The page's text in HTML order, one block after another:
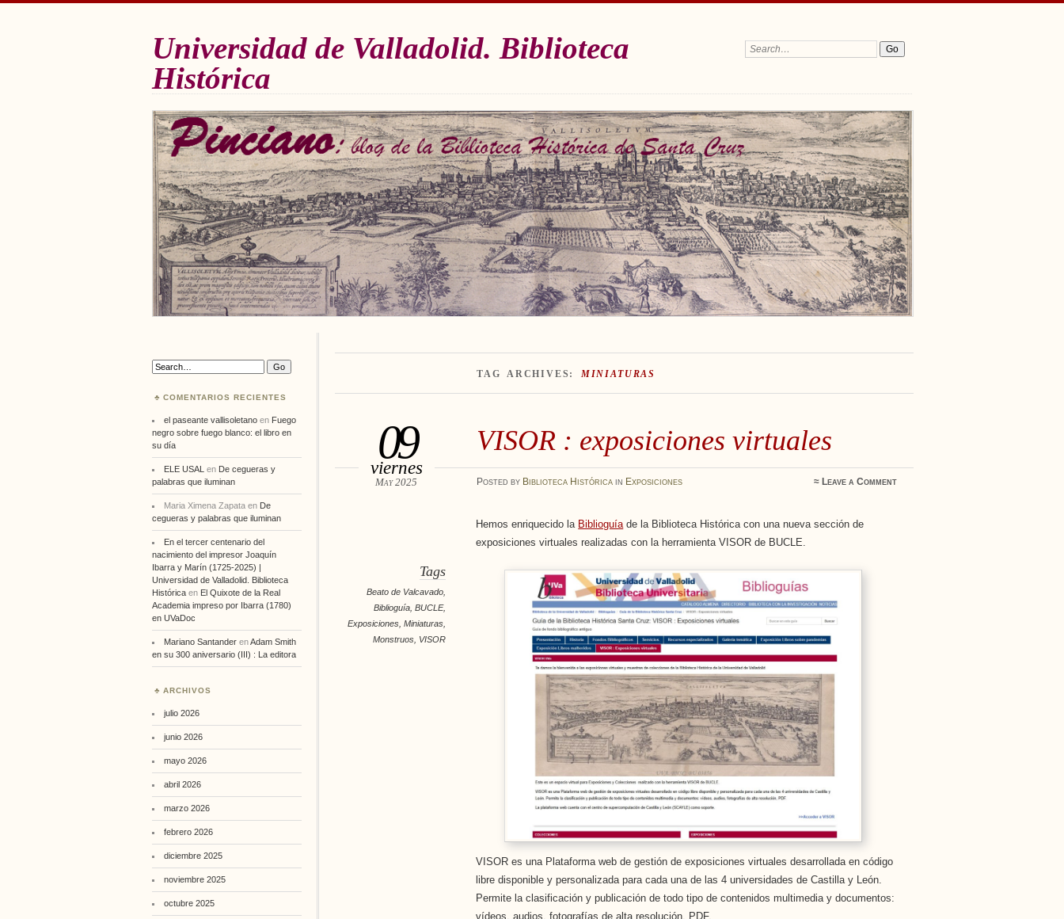
Universidad de Valladolid. Biblioteca
Histórica
Search:
TAG ARCHIVES: MINIATURAS
VISOR : exposiciones virtuales
09
viernes
May 2025 Posted by Biblioteca Históricain Exposiciones ≈ Leave a Comment
Tags
Beato de Valcavado,
Biblioguía,BUCLE,
Exposiciones,Miniaturas,
Monstruos, VISOR
Hemos enriquecido la Biblioguíade la Biblioteca Histórica con una nueva sección de
exposiciones virtuales realizadas con la herramienta VISOR de BUCLE.
VISOR es una Plataforma web de gestión de exposiciones virtuales desarrollada en código
libre disponible y personalizada para cada una de las 4 universidades de Castilla y León.
Permite la clasificación y publicación de todo tipo de contenidos multimedia y documentos:
vídeos, audios, fotografías de alta resolución, PDF.
Search:
COMENTARIOS RECIENTES
el paseante vallisoletanoen Fuego
negro sobre fuego blanco: el libro en
su día
ELE USAL en De cegueras y
palabras que iluminan
Maria Ximena Zapataen De
cegueras y palabras que iluminan
En el tercer centenario del
nacimiento del impresor Joaquín
Ibarra y Marín (1725-2025) |
Universidad de Valladolid. Biblioteca
Histórica en El Quixote de la Real
Academia impreso por Ibarra (1780)
en UVaDoc
Mariano SantanderenAdam Smith
en su 300 aniversario (III) : La editora
ARCHIVOS
julio 2026
junio 2026
mayo 2026
abril 2026
marzo 2026
febrero 2026
diciembre 2025
noviembre 2025
octubre 2025